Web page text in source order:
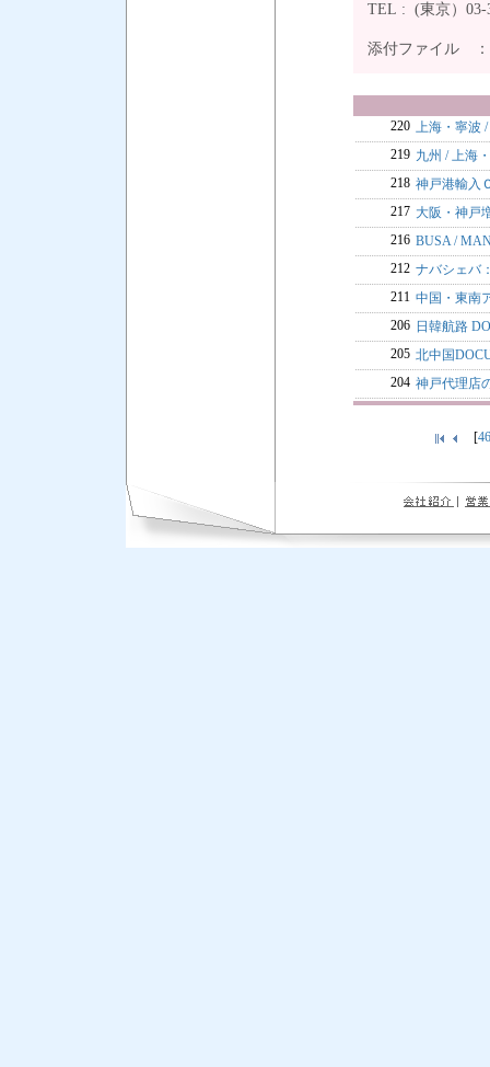
TEL : (東京）
添付ファイル
220 上海・寧波
219 九州 / 上海
218 神戸港輸入
217 大阪・神戸
216 BUSA /
212 ナバシェバ
211 中国・東南
206 日韓航路
205 北中国
204 神戸代理店
[46